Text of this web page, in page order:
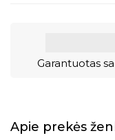
Garantuotas
Apie prekės